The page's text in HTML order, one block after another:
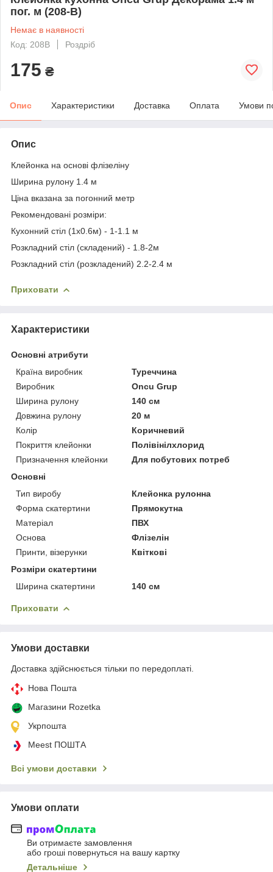
пог. м (208-В)
Немає в наявності
Код: 208B
Роздріб
175 ₴
Опис Характеристики Доставка Оплата Умови
Опис
Клейонка на основі флізеліну
Ширина рулону 1.4 м
Ціна вказана за погонний метр
Рекомендовані розміри:
Кухонний стіл (1х0.6м) - 1-1.1 м
Розкладний стіл (складений) - 1.8-2м
Розкладний стіл (розкладений) 2.2-2.4 м
Приховати
Характеристики
Основні атрибути
Країна виробник
Туреччина
Виробник
Oncu Grup
Ширина рулону
140 см
Довжина рулону
20 м
Колір
Коричневий
Покриття клейонки
Полівінілхлорид
Призначення клейонки
Для побутових потреб
Основні
Тип виробу
Клейонка рулонна
Форма скатертини
Прямокутна
Матеріал
ПВХ
Основа
Флізелін
Принти, візерунки
Квіткові
Розміри скатертини
Ширина скатертини
140 см
Приховати
Умови доставки
Доставка здійснюється тільки по передоплаті.
Нова Пошта
Магазини Rozetka
Укрпошта
Meest ПОШТА
Всі умови доставки
Умови оплати
Ви отримаєте замовлення
або гроші повернуться на вашу картку
Детальніше